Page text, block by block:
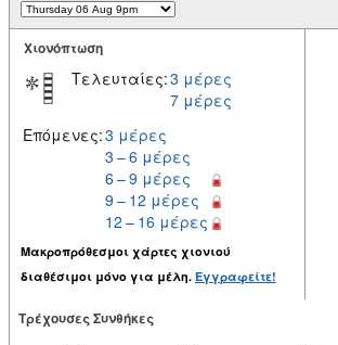
Χιονόπτωση
Τελευταίες:3 μέρες
7 μέρες
Επόμενες:3 μέρες
3 – 6 μέρες
6 – 9 μέρες
9 – 12 μέρες
12 – 16 μέρες
Μακροπρόθεσμοι χάρτες χιονιού
διαθέσιμοι μόνο για μέλη. Εγγραφείτε!
Tρέχουσες Συνθήκες